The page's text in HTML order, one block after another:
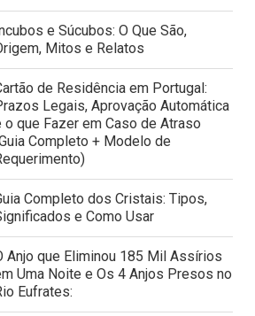
e Súcubos: O Que São,
Mitos e Relatos
de Residência em Portugal:
Legais, Aprovação Automática
o que Fazer em Caso de Atraso
Completo + Modelo de
Completo dos Cristais: Tipos,
e Como Usar
Anjo que Eliminou 185 Mil Assírios
Uma Noite e Os 4 Anjos Presos no
Eufrates: